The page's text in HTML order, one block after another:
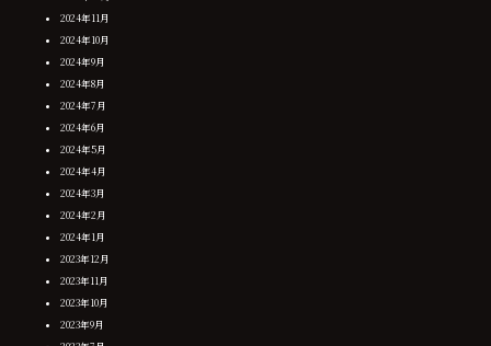
2024年11月
2024年10月
2024年9月
2024年8月
2024年7月
2024年6月
2024年5月
2024年4月
2024年3月
2024年2月
2024年1月
2023年12月
2023年11月
2023年10月
2023年9月